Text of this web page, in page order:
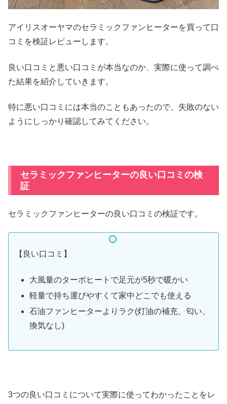
アイリスオーヤマのセラミックファンヒーターを買って口
コミを検証レビューします。
良い口コミと悪い口コミが本当なのか、実際に使って調べ
た結果を紹介していきます。
特に悪い口コミには本当のこともあったので、失敗のない
ようにしっかり確認してみてください。
セラミックファンヒーターの良い口コミの検
証
セラミックファンヒーターの良い口コミの検証です。
【良い口コミ】
大風量のターボヒートで足元が5秒で暖かい
軽量で持ち運びやすくて家中どこでも使える
石油ファンヒーターよりラク(灯油の補充、匂い、
換気なし)
3つの良い口コミについて実際に使ってわかったことをレ